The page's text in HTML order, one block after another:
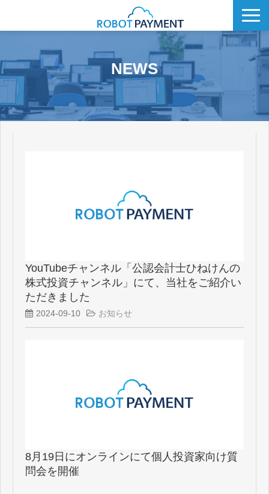
CVC
会社情報
IR
NEWS
YouTubeチャンネル「公認会計士ひねけんの
株式投資チャンネル」にて、当社をご紹介い
ただきました
2024-09-10 お知らせ
8月19日にオンラインにて個人投資家向け質
問会を開催